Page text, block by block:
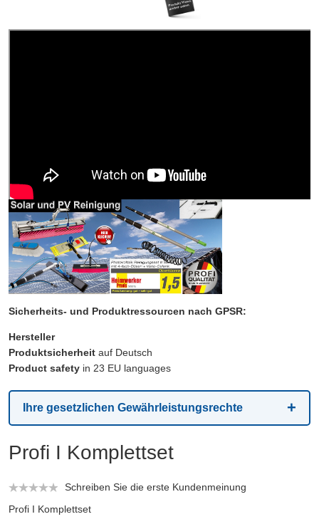
Sicherheits- und Produktressourcen nach GPSR:
Hersteller
Produktsicherheit auf Deutsch
Product safety in 23 EU languages
Ihre gesetzlichen Gewährleistungsrechte
Profi I Komplettset
Schreiben Sie die erste Kundenmeinung
Profi I Komplettset